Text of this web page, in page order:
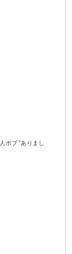
ボブ ”ありまし